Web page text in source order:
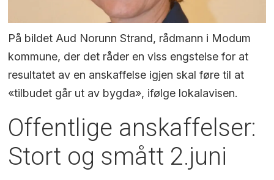
På bildet Aud Norunn Strand, rådmann i Modum
kommune, der det råder en viss engstelse for at
resultatet av en anskaffelse igjen skal føre til at
«tilbudet går ut av bygda», ifølge lokalavisen.
Offentlige anskaffelser:
Stort og smått 2.juni